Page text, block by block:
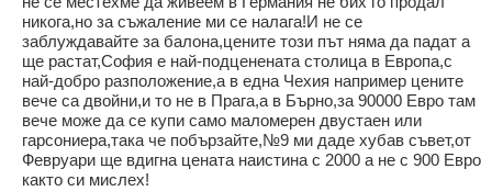
никога,но за съжаление ми се налага!И не се
заблуждавайте за балона,цените този път няма да падат а
ще растат,София е най-подценената столица в Европа,с
най-добро разположение,а в една Чехия например цените
вече са двойни,и то не в Прага,а в Бърно,за 90000 Евро там
вече може да се купи само маломерен двустаен или
гарсониера,така че побързайте,№9 ми даде хубав съвет,от
Февруари ще вдигна цената наистина с 2000 а не с 900 Евро
както си мислех!